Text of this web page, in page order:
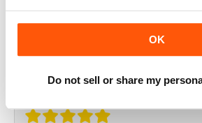
OK
Do not sell or share my
Had vespa's since the 80's and enjoy
many informative articles